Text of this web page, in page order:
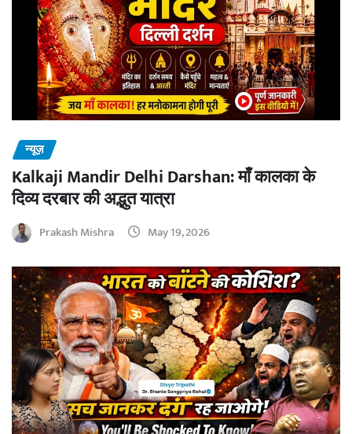
न्यूज़
Kalkaji Mandir Delhi Darshan: माँ कालका के
दिव्य दरबार की अद्भुत यात्रा
Prakash Mishra May 19, 2026